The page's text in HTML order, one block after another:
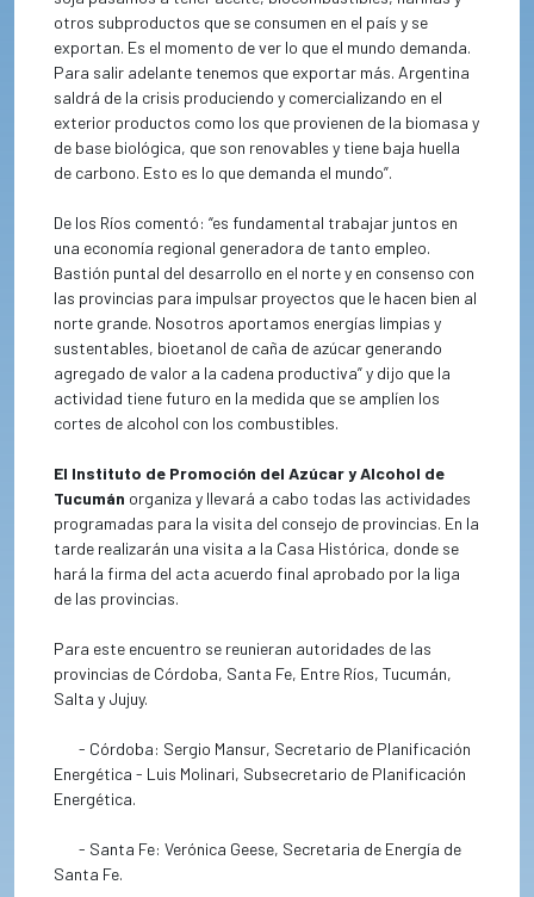
otros subproductos que se consumen en el país y se
exportan. Es el momento de ver lo que el mundo demanda.
Para salir adelante tenemos que exportar más. Argentina
saldrá de la crisis produciendo y comercializando en el
exterior productos como los que provienen de la biomasa y
de base biológica, que son renovables y tiene baja huella
de carbono. Esto es lo que demanda el mundo”.
De los Ríos comentó: “es fundamental trabajar juntos en
una economía regional generadora de tanto empleo.
Bastión puntal del desarrollo en el norte y en consenso con
las provincias para impulsar proyectos que le hacen bien al
norte grande. Nosotros aportamos energías limpias y
sustentables, bioetanol de caña de azúcar generando
agregado de valor a la cadena productiva” y dijo que la
actividad tiene futuro en la medida que se amplíen los
cortes de alcohol con los combustibles.
El Instituto de Promoción del Azúcar y Alcohol de
Tucumán organiza y llevará a cabo todas las actividades
programadas para la visita del consejo de provincias. En la
tarde realizarán una visita a la Casa Histórica, donde se
hará la firma del acta acuerdo final aprobado por la liga
de las provincias.
Para este encuentro se reunieran autoridades de las
provincias de Córdoba, Santa Fe, Entre Ríos, Tucumán,
Salta y Jujuy.
- Córdoba: Sergio Mansur, Secretario de Planificación
Energética - Luis Molinari, Subsecretario de Planificación
Energética.
- Santa Fe: Verónica Geese, Secretaria de Energía de
Santa Fe.